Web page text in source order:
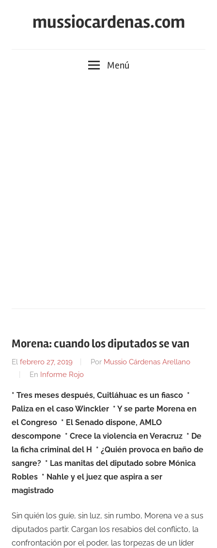
mussiocardenas.com
Menú
Morena: cuando los diputados se van
El febrero 27, 2019 Por Mussio Cárdenas Arellano
En Informe Rojo
* Tres meses después, Cuitláhuac es un fiasco *
Paliza en el caso Winckler * Y se parte Morena en
el Congreso * El Senado dispone, AMLO
descompone * Crece la violencia en Veracruz * De
la ficha criminal del H * ¿Quién provoca en baño de
sangre? * Las manitas del diputado sobre Mónica
Robles * Nahle y el juez que aspira a ser
magistrado
Sin quién los guíe, sin luz, sin rumbo, Morena ve a sus
diputados partir. Cargan los resabios del conflicto, la
confrontación por el poder, las torpezas de un líder